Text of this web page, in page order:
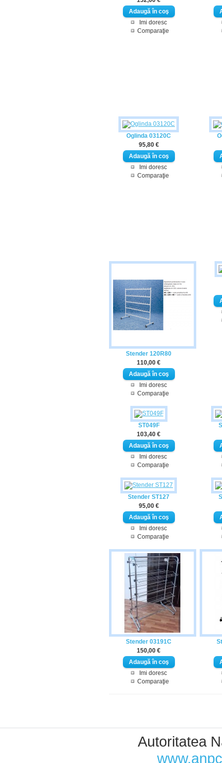
Imi doresc
Comparaţie
Oglinda 03120C
95,80 €
Imi doresc
Comparaţie
Stender 120R80
110,00 €
Imi doresc
Comparaţie
ST049F
103,40 €
Imi doresc
Comparaţie
Stender ST127
95,00 €
Imi doresc
Comparaţie
Stender 03191C
150,00 €
Imi doresc
Comparaţie
Autoritatea